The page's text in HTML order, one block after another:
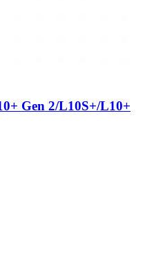
Gen 2/L10S+/L10+